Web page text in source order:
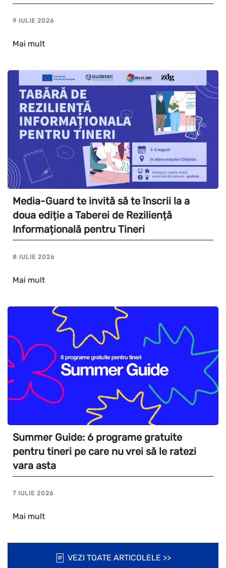
9 IULIE 2026
Mai mult
Media-Guard te invită să te înscrii la a
doua ediție a Taberei de Reziliență
Informațională pentru Tineri
8 IULIE 2026
Mai mult
Summer Guide: 6 programe gratuite
pentru tineri pe care nu vrei să le ratezi
vara asta
7 IULIE 2026
Mai mult
VEZI TOATE ARTICOLELE >>